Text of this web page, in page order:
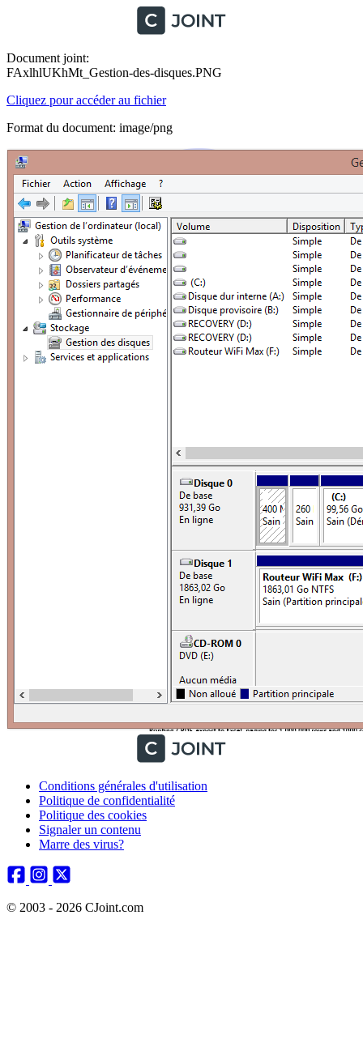
Document joint:
FAxlhlUKhMt_Gestion-des-disques.PNG
Cliquez pour accéder au fichier
Format du document: image/png
Conditions générales d'utilisation
Politique de confidentialité
Politique des cookies
Signaler un contenu
Marre des virus?
© 2003 - 2026 CJoint.com